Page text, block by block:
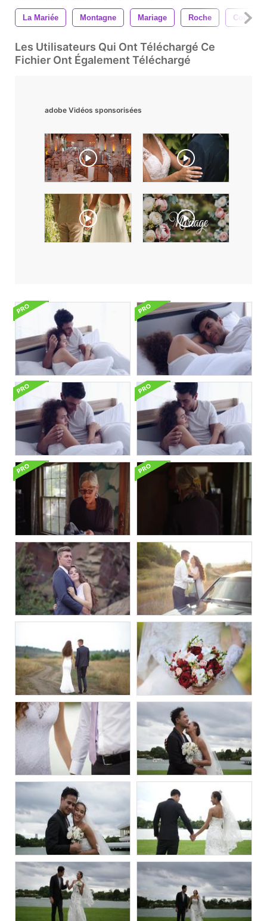
La Mariée Montagne Mariage Roche Couple
Les Utilisateurs Qui Ont Téléchargé Ce
Fichier Ont Également Téléchargé
adobe Vidéos sponsorisées